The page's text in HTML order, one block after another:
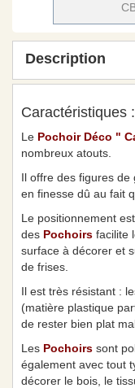
Description
Caractéristiques :
Le Pochoir Déco "
nombreux atouts.
Il offre des figures de
en finesse dû au fait
Le positionnement
des Pochoirs facilite
surface à décorer et
de frises.
Il est très résistant :
(matière plastique
de rester bien plat
Les Pochoirs sont
également avec tout
décorer le bois, le